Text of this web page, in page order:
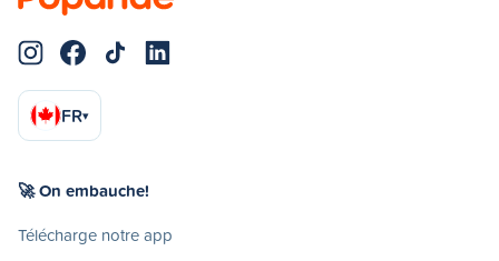
FR▾
🚀 On embauche!
Télécharge notre app